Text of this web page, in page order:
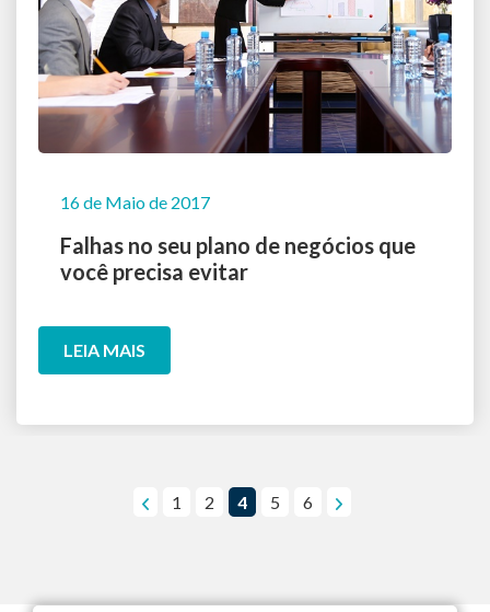
16 de Maio de 2017
Falhas no seu plano de negócios que
você precisa evitar
LEIA MAIS
1 2 4 5 6